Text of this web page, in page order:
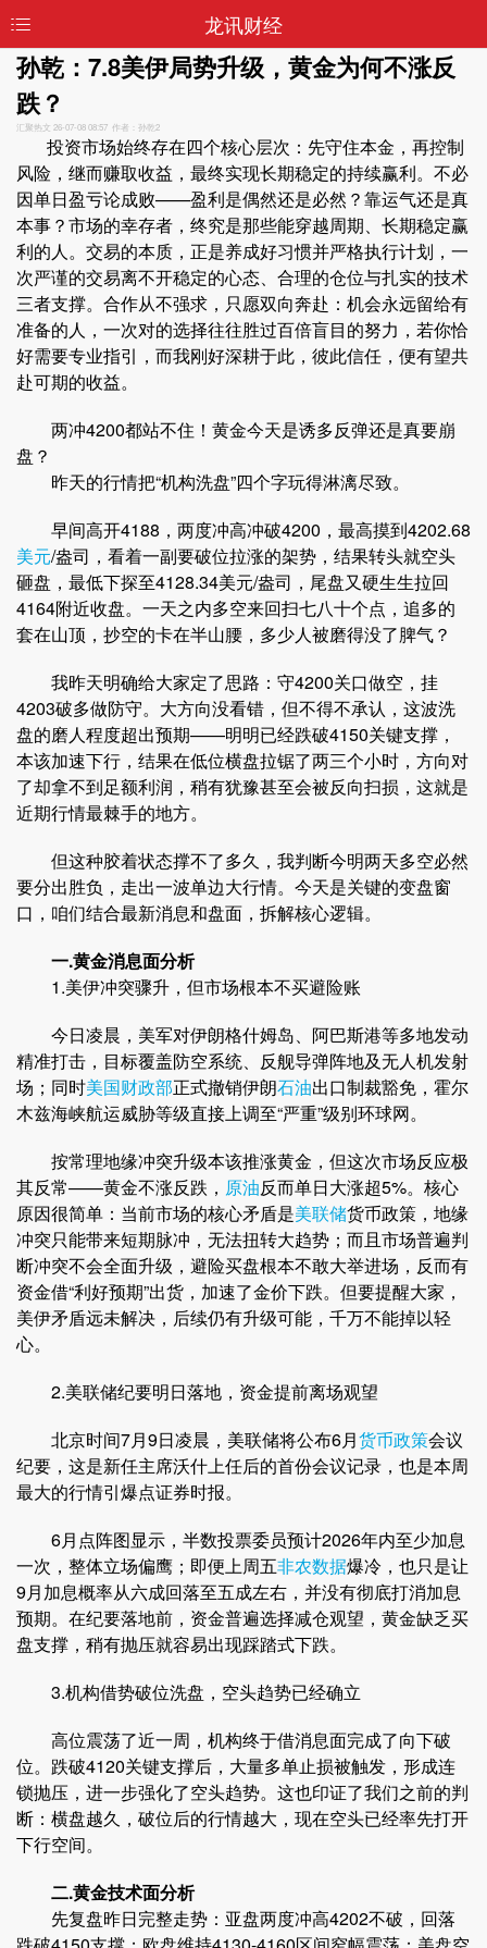
龙讯财经
孙乾：7.8美伊局势升级，黄金为何不涨反
跌？
汇聚热文 26-07-08 08:57 作者：孙乾2
投资市场始终存在四个核心层次：先守住本金，再控制
风险，继而赚取收益，最终实现长期稳定的持续赢利。不必
因单日盈亏论成败——盈利是偶然还是必然？靠运气还是真
本事？市场的幸存者，终究是那些能穿越周期、长期稳定赢
利的人。交易的本质，正是养成好习惯并严格执行计划，一
次严谨的交易离不开稳定的心态、合理的仓位与扎实的技术
三者支撑。合作从不强求，只愿双向奔赴：机会永远留给有
准备的人，一次对的选择往往胜过百倍盲目的努力，若你恰
好需要专业指引，而我刚好深耕于此，彼此信任，便有望共
赴可期的收益。
两冲4200都站不住！黄金今天是诱多反弹还是真要崩
盘？
昨天的行情把“机构洗盘”四个字玩得淋漓尽致。
早间高开4188，两度冲高冲破4200，最高摸到4202.68
美元/盎司，看着一副要破位拉涨的架势，结果转头就空头
砸盘，最低下探至4128.34美元/盎司，尾盘又硬生生拉回
4164附近收盘。一天之内多空来回扫七八十个点，追多的
套在山顶，抄空的卡在半山腰，多少人被磨得没了脾气？
我昨天明确给大家定了思路：守4200关口做空，挂
4203破多做防守。大方向没看错，但不得不承认，这波洗
盘的磨人程度超出预期——明明已经跌破4150关键支撑，
本该加速下行，结果在低位横盘拉锯了两三个小时，方向对
了却拿不到足额利润，稍有犹豫甚至会被反向扫损，这就是
近期行情最棘手的地方。
但这种胶着状态撑不了多久，我判断今明两天多空必然
要分出胜负，走出一波单边大行情。今天是关键的变盘窗
口，咱们结合最新消息和盘面，拆解核心逻辑。
一.黄金消息面分析
1.美伊冲突骤升，但市场根本不买避险账
今日凌晨，美军对伊朗格什姆岛、阿巴斯港等多地发动
精准打击，目标覆盖防空系统、反舰导弹阵地及无人机发射
场；同时美国财政部正式撤销伊朗石油出口制裁豁免，霍尔
木兹海峡航运威胁等级直接上调至“严重”级别环球网。
按常理地缘冲突升级本该推涨黄金，但这次市场反应极
其反常——黄金不涨反跌， 原油反而单日大涨超5%。核心
原因很简单：当前市场的核心矛盾是美联储货币政策，地缘
冲突只能带来短期脉冲，无法扭转大趋势；而且市场普遍判
断冲突不会全面升级，避险买盘根本不敢大举进场，反而有
资金借“利好预期”出货，加速了金价下跌。但要提醒大家，
美伊矛盾远未解决，后续仍有升级可能，千万不能掉以轻
心。
2.美联储纪要明日落地，资金提前离场观望
北京时间7月9日凌晨，美联储将公布6月货币政策会议
纪要，这是新任主席沃什上任后的首份会议记录，也是本周
最大的行情引爆点证券时报。
6月点阵图显示，半数投票委员预计2026年内至少加息
一次，整体立场偏鹰；即便上周五非农数据爆冷，也只是让
9月加息概率从六成回落至五成左右，并没有彻底打消加息
预期。在纪要落地前，资金普遍选择减仓观望，黄金缺乏买
盘支撑，稍有抛压就容易出现踩踏式下跌。
3.机构借势破位洗盘，空头趋势已经确立
高位震荡了近一周，机构终于借消息面完成了向下破
位。跌破4120关键支撑后，大量多单止损被触发，形成连
锁抛压，进一步强化了空头趋势。这也印证了我们之前的判
断：横盘越久，破位后的行情越大，现在空头已经率先打开
下行空间。
二.黄金技术面分析
先复盘昨日完整走势：亚盘两度冲高4202不破，回落